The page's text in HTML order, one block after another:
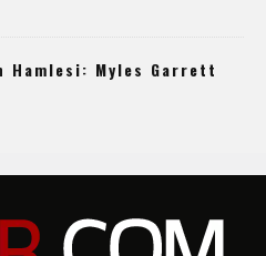
Hamlesi: Myles Garrett